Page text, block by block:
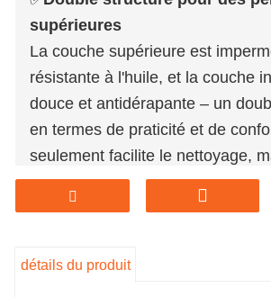
supérieures
La couche supérieure est
résistante à l'huile, et la couche
douce et antidérapante – un
en termes de praticité et de
seulement facilite le nettoyage,
aussi efficacement le bureau.
✅Prêt à l'emploi, aucun
Pas besoin de rembourrage
détails du produit